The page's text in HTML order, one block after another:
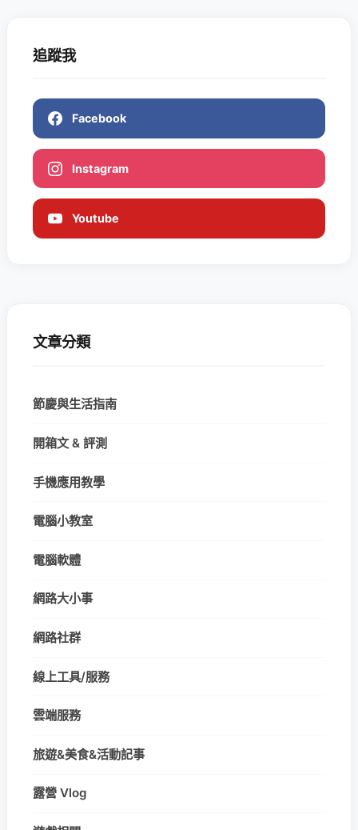
追蹤我
Facebook
Instagram
Youtube
文章分類
節慶與生活指南
開箱文 & 評測
手機應用教學
電腦小教室
電腦軟體
網路大小事
網路社群
線上工具/服務
雲端服務
旅遊&美食&活動記事
露營 Vlog